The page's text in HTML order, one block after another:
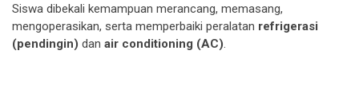
Siswa dibekali kemampuan merancang, memasang,
mengoperasikan, serta memperbaiki peralatan refrigerasi
(pendingin) dan air conditioning (AC).